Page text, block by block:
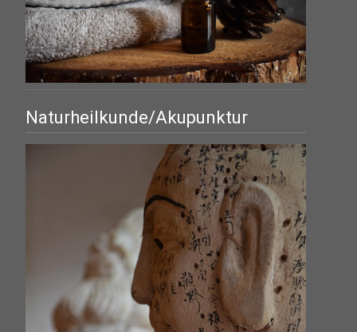
Naturheilkunde/Akupunktur